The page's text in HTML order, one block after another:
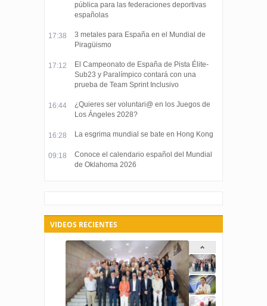
pública para las federaciones deportivas
españolas
17:38
3 metales para España en el Mundial de
Piragüismo
17:12
El Campeonato de España de Pista Élite-
Sub23 y Paralímpico contará con una
prueba de Team Sprint Inclusivo
16:44
¿Quieres ser voluntari@ en los Juegos de
Los Ángeles 2028?
16:28 La esgrima mundial se bate en Hong Kong
09:18
Conoce el calendario español del Mundial
de Oklahoma 2026
VIDEOS RECIENTES